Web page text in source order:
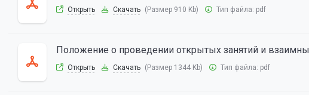
Открыть Скачать (Размер 910 Kb) Тип файла: pdf
Положение о проведении открытых занятий и
Открыть Скачать (Размер 1344 Kb) Тип файла: pdf